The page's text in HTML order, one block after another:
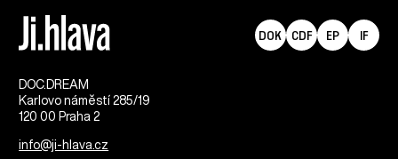
DOC.DREAM​
Karlovo náměstí 285/19
120 00 Praha 2
info@ji-hlava.cz
DOK CDF EP IF